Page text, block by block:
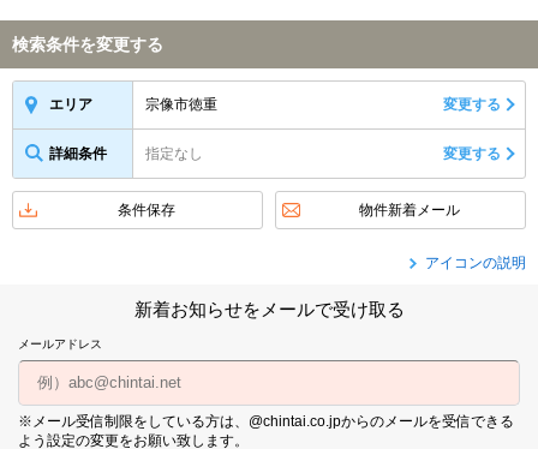
検索条件を変更する
エリア 宗像市徳重 変更する
詳細条件 指定なし 変更する
条件保存 物件新着メール
アイコンの説明
新着お知らせをメールで受け取る
メールアドレス
※メール受信制限をしている方は、@chintai.co.jpからのメールを受信できる
よう設定の変更をお願い致します。